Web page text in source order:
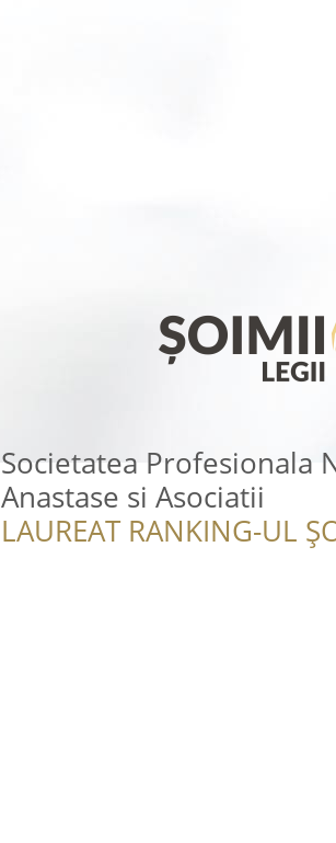
Societatea Profesionala
Anastase si Asociatii
LAUREAT RANKING-UL